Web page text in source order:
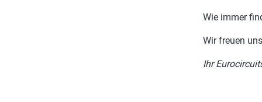
Wie immer
Wir freuen
Ihr